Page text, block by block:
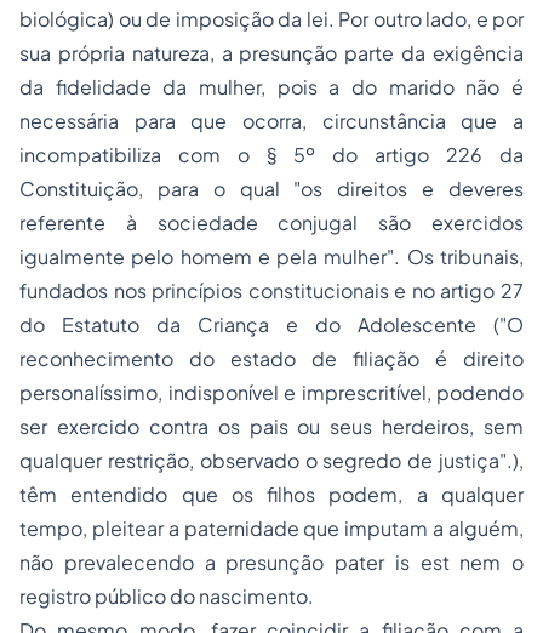
biológica) ou de imposição da lei. Por outro lado, e por
sua própria natureza, a presunção parte da exigência
da fidelidade da mulher, pois a do marido não é
necessária para que ocorra, circunstância que a
incompatibiliza com o § 5º do artigo 226 da
Constituição, para o qual "os direitos e deveres
referente à sociedade conjugal são exercidos
igualmente pelo homem e pela mulher". Os tribunais,
fundados nos princípios constitucionais e no artigo 27
do Estatuto da Criança e do Adolescente ("O
reconhecimento do estado de filiação é direito
personalíssimo, indisponível e imprescritível, podendo
ser exercido contra os pais ou seus herdeiros, sem
qualquer restrição, observado o segredo de justiça".),
têm entendido que os filhos podem, a qualquer
tempo, pleitear a paternidade que imputam a alguém,
não prevalecendo a presunção pater is estnem o
registro público do nascimento.